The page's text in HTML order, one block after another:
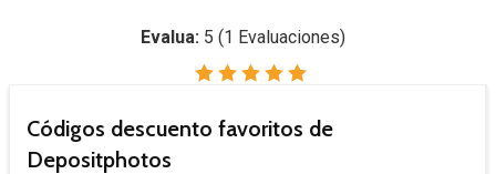
Evalua: 5 (1 Evaluaciones)
Códigos descuento favoritos de
Depositphotos